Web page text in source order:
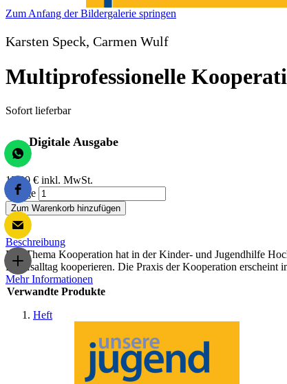
Zum Anfang der Bildergalerie springen
Karsten Speck, Carmen Wulf
Multiprofessionelle
Sofort lieferbar
Digitale Ausgabe
13,00 € inkl. MwSt.
Menge
Zum Warenkorb hinzufügen
Beschreibung
Das Thema Kooperation hat in der Kinder- und Jugendhilfe
Berufsalltag kooperieren. Die Praxis der Kooperation erscheint
Mehr Informationen
Verwandte Produkte
Heft